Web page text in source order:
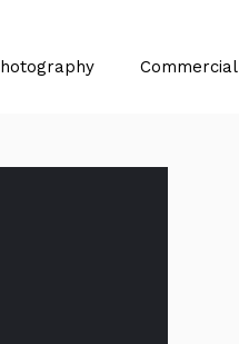
Commercial